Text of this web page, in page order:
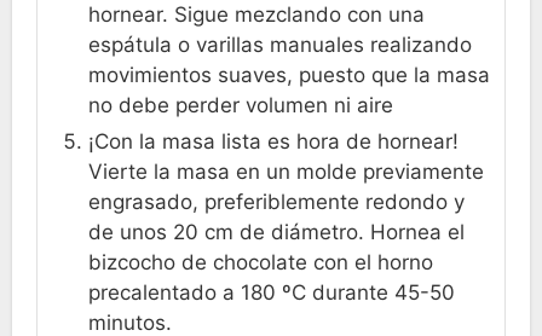
hornear. Sigue mezclando con una
espátula o varillas manuales realizando
movimientos suaves, puesto que la masa
no debe perder volumen ni aire
¡Con la masa lista es hora de hornear!
Vierte la masa en un molde previamente
engrasado, preferiblemente redondo y
de unos 20 cm de diámetro. Hornea el
bizcocho de chocolate con el horno
precalentado a 180 ºC durante 45-50
minutos.